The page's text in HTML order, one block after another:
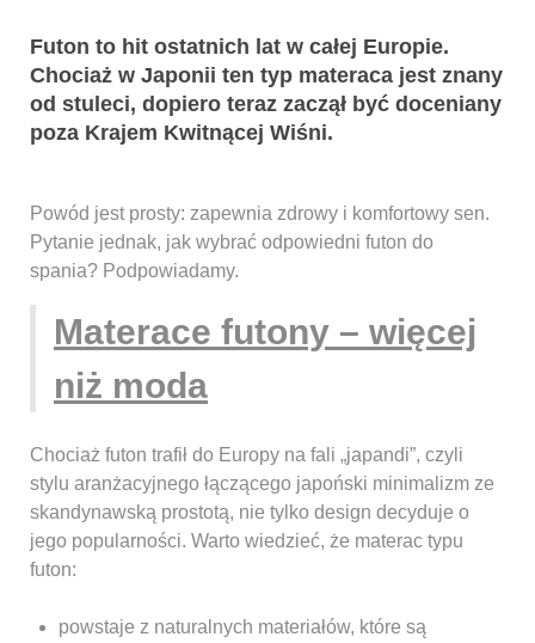
Futon to hit ostatnich lat w całej Europie.
Chociaż w Japonii ten typ materaca jest znany
od stuleci, dopiero teraz zaczął być doceniany
poza Krajem Kwitnącej Wiśni.
Powód jest prosty: zapewnia zdrowy i komfortowy sen.
Pytanie jednak, jak wybrać odpowiedni futon do
spania? Podpowiadamy.
Materace futony – więcej
niż moda
Chociaż futon trafił do Europy na fali „japandi”, czyli
stylu aranżacyjnego łączącego japoński minimalizm ze
skandynawską prostotą, nie tylko design decyduje o
jego popularności. Warto wiedzieć, że materac typu
futon:
powstaje z naturalnych materiałów, które są